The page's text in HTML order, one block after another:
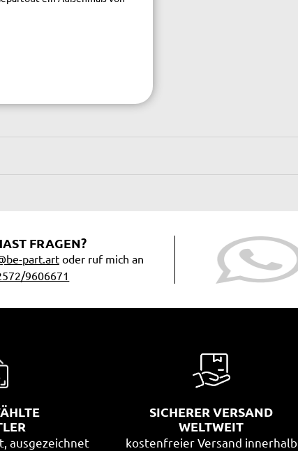
FRAGEN?
part.artoder ruf mich an
9606671
ausgezeichnet
SICHERER VERSAND
WELTWEIT
kostenfreier Versand innerhalb